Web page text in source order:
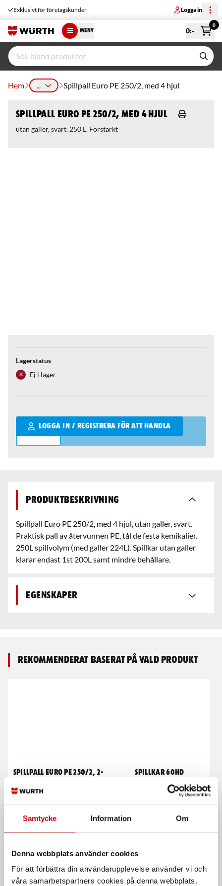
Samtycke Information Om
Denna webbplats använder cookies
För att förbättra din användarupplevelse använder vi och
våra samarbetspartners cookies på denna webbplats.
Exklusivt för företagskunder Logga in
MENY 0:-
0
Hem ... Spillpall Euro PE 250/2, med 4 hjul
Spillpall Euro PE 250/2, med 4 hjul
utan galler, svart. 250 L. Förstärkt
Lagerstatus
Ej i lager
LOGGA IN / REGISTRERA FÖR ATT HANDLA
Qantity
Produktbeskrivning
Spillpall Euro PE 250/2, med 4 hjul, utan galler, svart.
Praktisk pall av återvunnen PE, tål de festa kemikalier.
250L spillvolym (med galler 224L). Spillkar utan galler
klarar endast 1st 200L samt mindre behållare.
Egenskaper
Rekommenderat baserat på vald produkt
Spillpall Euro PE 250/2, 2-
förzinkat galler, svart. 224 l
Spillkar 60HD
Med PE galler, 60L, svart